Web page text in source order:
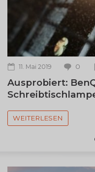
im Test
3.